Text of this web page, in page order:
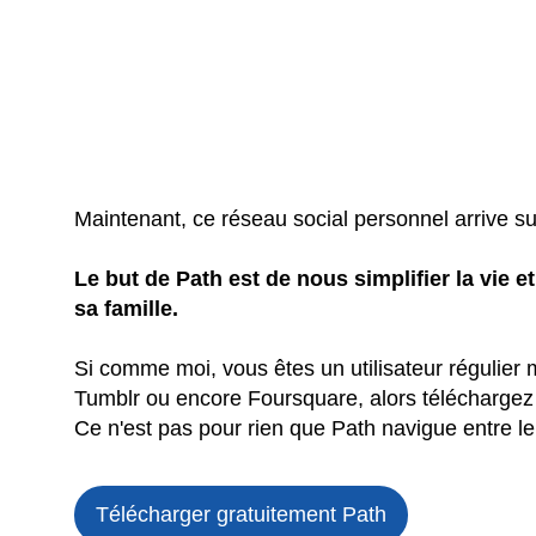
Maintenant, ce réseau social personnel arrive
Le but de Path est de nous simplifier la vie
sa famille.
Si comme moi, vous êtes un utilisateur régulier
Tumblr ou encore Foursquare, alors
Ce n'est pas pour rien que Path navigue entre
Télécharger gratuitement Path